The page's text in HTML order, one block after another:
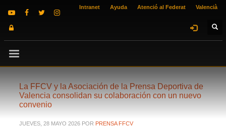
Intranet Ayuda Atenció al Federat Valencià
La FFCV y la Asociación de la Prensa Deportiva de
Valencia consolidan su colaboración con un nuevo
convenio
JUEVES, 28 MAYO 2026 POR PRENSA FFCV